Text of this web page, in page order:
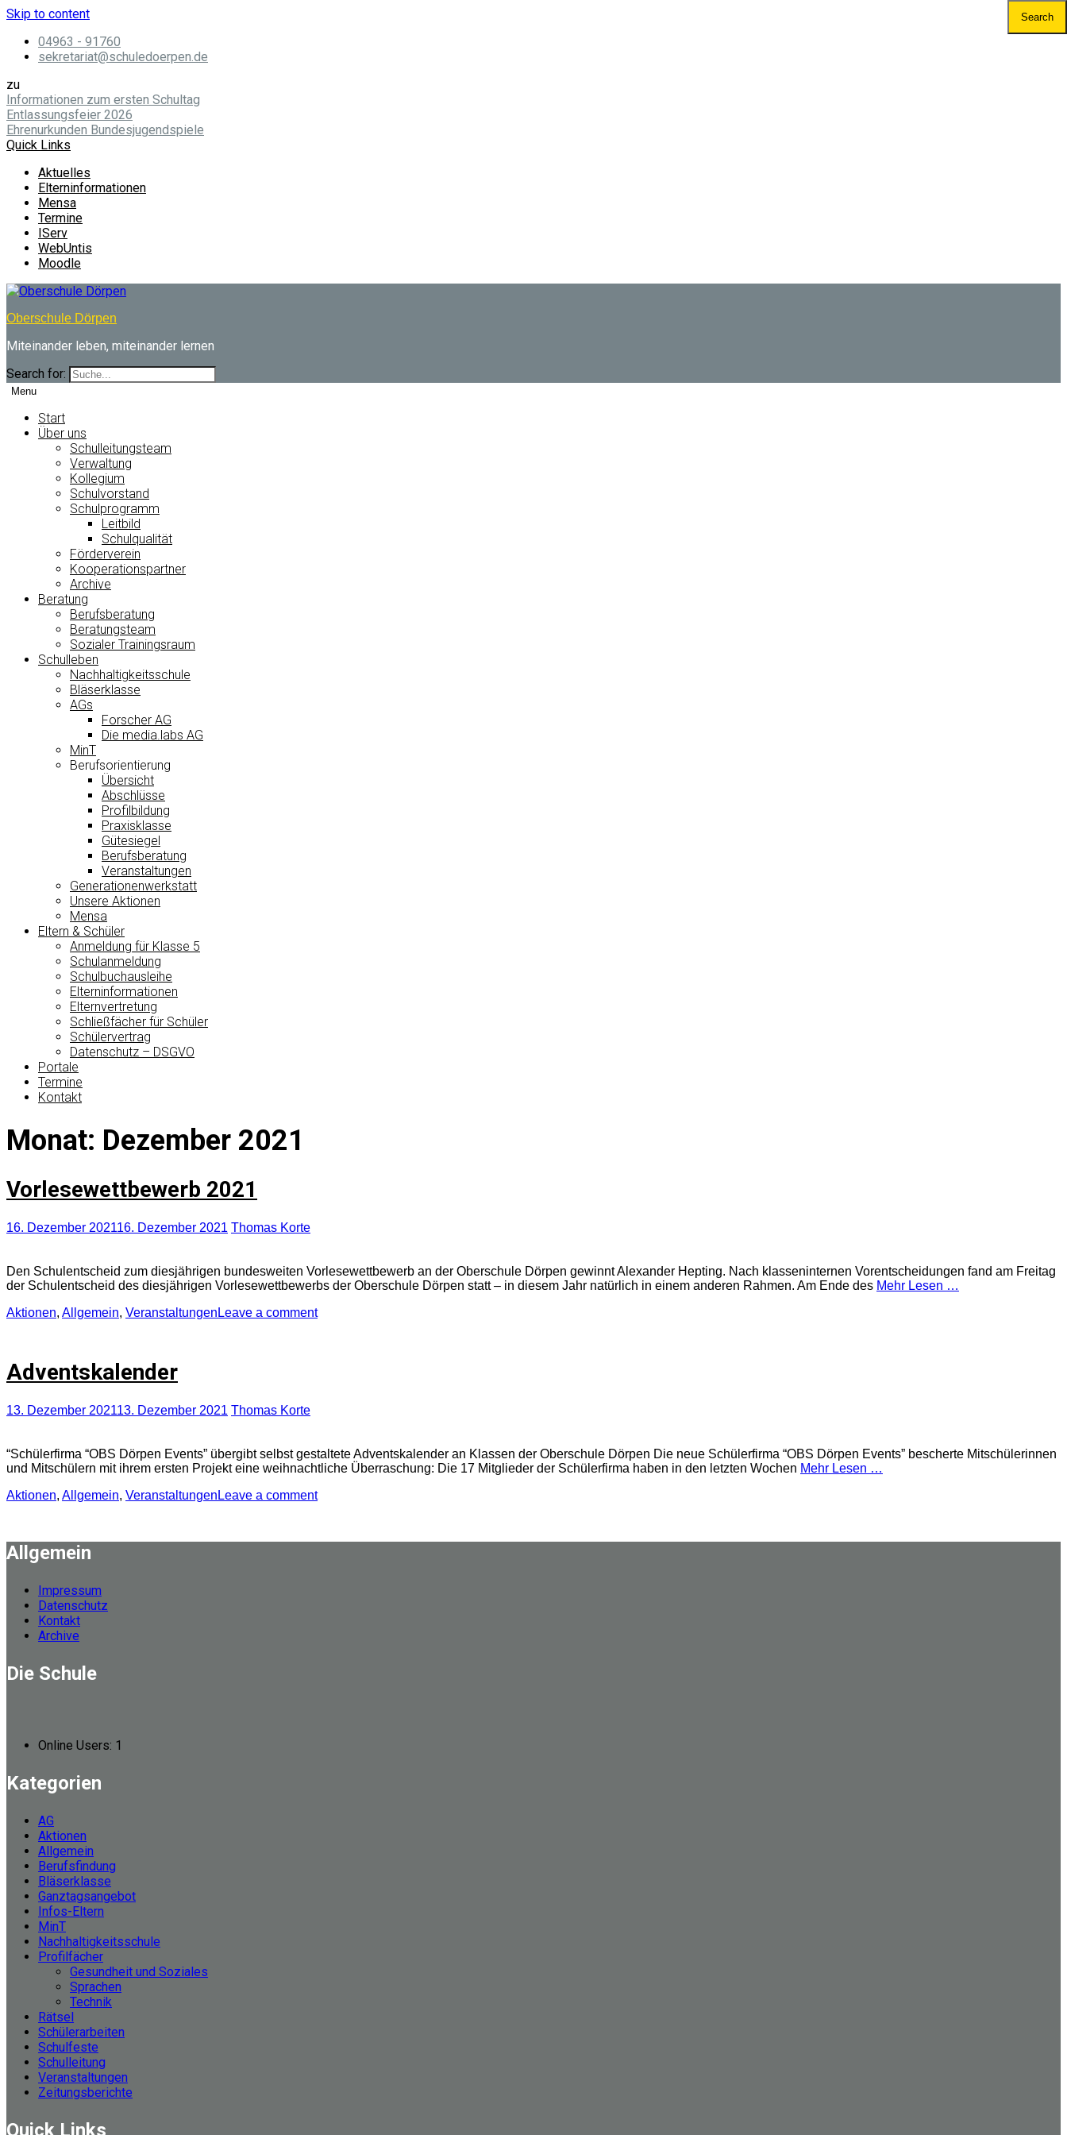
Skip to content
04963 - 91760
sekretariat@schuledoerpen.de
zu
Informationen zum ersten Schultag
Entlassungsfeier 2026
Ehrenurkunden Bundesjugendspiele
Quick Links
Aktuelles
Elterninformationen
Mensa
Termine
IServ
WebUntis
Moodle
Oberschule Dörpen
Miteinander leben, miteinander lernen
Search for:
Menu
Start
Über uns
Schulleitungsteam
Verwaltung
Kollegium
Schulvorstand
Schulprogramm
Leitbild
Schulqualität
Förderverein
Kooperationspartner
Archive
Beratung
Berufsberatung
Beratungsteam
Sozialer Trainingsraum
Schulleben
Nachhaltigkeitsschule
Bläserklasse
AGs
Forscher AG
Die media.labs AG
MinT
Berufsorientierung
Übersicht
Abschlüsse
Profilbildung
Praxisklasse
Gütesiegel
Berufsberatung
Veranstaltungen
Generationenwerkstatt
Unsere Aktionen
Mensa
Eltern & Schüler
Anmeldung für Klasse 5
Schulanmeldung
Schulbuchausleihe
Elterninformationen
Elternvertretung
Schließfächer für Schüler
Schülervertrag
Datenschutz – DSGVO
Portale
Termine
Kontakt
Monat: Dezember 2021
Vorlesewettbewerb 2021
16. Dezember 202116. Dezember 2021 Thomas Korte
Den Schulentscheid zum diesjährigen bundesweiten Vorlesewettbewerb an der Oberschule Dörpen gewinnt Alexander Hepting. Nach klasseninternen Vorentscheidungen fand am Freitag
der Schulentscheid des diesjährigen Vorlesewettbewerbs der Oberschule Dörpen statt – in diesem Jahr natürlich in einem anderen Rahmen. Am Ende des Mehr Lesen …
Aktionen, Allgemein, VeranstaltungenLeave a comment
Adventskalender
13. Dezember 202113. Dezember 2021 Thomas Korte
“Schülerfirma “OBS Dörpen Events” übergibt selbst gestaltete Adventskalender an Klassen der Oberschule Dörpen Die neue Schülerfirma “OBS Dörpen Events” bescherte Mitschülerinnen
und Mitschülern mit ihrem ersten Projekt eine weihnachtliche Überraschung: Die 17 Mitglieder der Schülerfirma haben in den letzten Wochen Mehr Lesen …
Aktionen, Allgemein, Veranstaltungen Leave a comment
Allgemein
Impressum
Datenschutz
Kontakt
Archive
Die Schule
Online Users: 1
Kategorien
AG
Aktionen
Allgemein
Berufsfindung
Bläserklasse
Ganztagsangebot
Infos-Eltern
MinT
Nachhaltigkeitsschule
Profilfächer
Gesundheit und Soziales
Sprachen
Technik
Rätsel
Schülerarbeiten
Schulfeste
Schulleitung
Veranstaltungen
Zeitungsberichte
Quick Links